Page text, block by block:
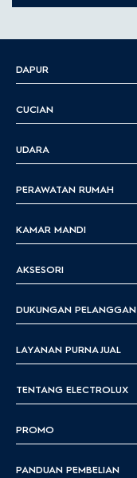
DAPUR
CUCIAN
UDARA
PERAWATAN RUMAH
KAMAR MANDI
AKSESORI
DUKUNGAN PELANGGAN
LAYANAN PURNA JUAL
TENTANG ELECTROLUX
PROMO
PANDUAN PEMBELIAN